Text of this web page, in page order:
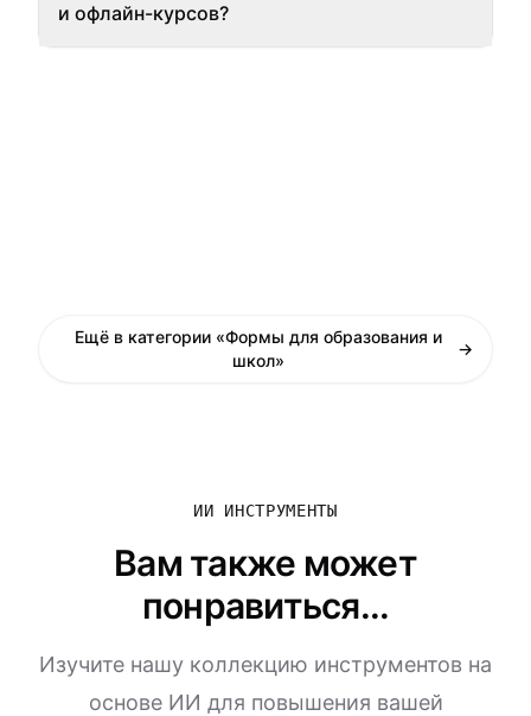
и офлайн-курсов?
Ещё в категории «Формы для образования и
школ»
→
ИИ ИНСТРУМЕНТЫ
Вам также может
понравиться...
Изучите нашу коллекцию инструментов на
основе ИИ для повышения вашей